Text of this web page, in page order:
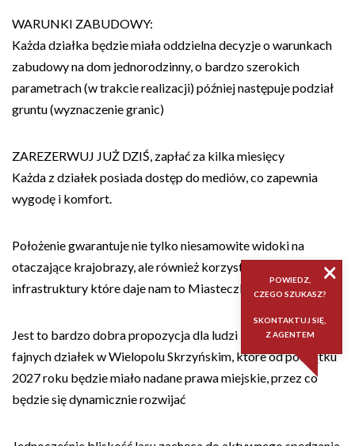
WARUNKI ZABUDOWY:
Każda działka będzie miała oddzielna decyzje o warunkach
zabudowy na dom jednorodzinny, o bardzo szerokich
parametrach (w trakcie realizacji) później następuje podział
gruntu (wyznaczenie granic)
ZAREZERWUJ JUŻ DZIŚ, zapłać za kilka miesięcy
Każda z działek posiada dostęp do mediów, co zapewnia
wygodę i komfort.
Położenie gwarantuje nie tylko niesamowite widoki na
otaczające krajobrazy, ale również korzystny dostęp do
infrastruktury które daje nam to Miasteczko.
Jest to bardzo dobra propozycja dla ludzi którzy szukają
fajnych działek w Wielopolu Skrzyńskim, które od początku
2027 roku będzie miało nadane prawa miejskie, przez co
będzie się dynamicznie rozwijać
×
POWIEDZ,
CZEGO SZUKASZ?
SKONTAKTUJ SIĘ,
Z AGENTEM